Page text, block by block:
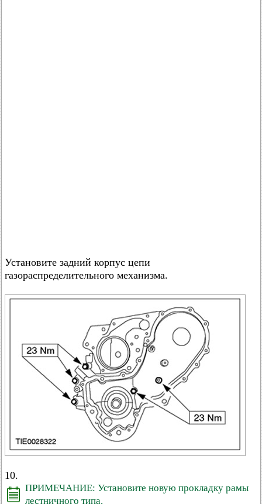
Установите задний корпус цепи
газораспределительного механизма.
10.
ПРИМЕЧАНИЕ: Установите новую прокладку рамы
лестничного типа.